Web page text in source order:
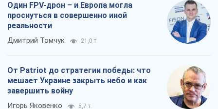
Один FPV-дрон – и Европа могла
проснуться в совершенно иной
реальности
Дмитрий Томчук 21,0 т.
От Patriot до стратегии победы: что
мешает Украине закрыть небо и как
завершить войну
Игорь Яковенко 5,7 т.